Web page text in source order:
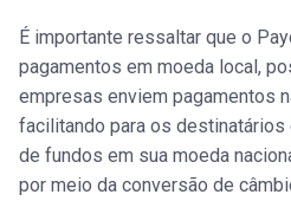
É importante ressaltar que o
pagamentos em moeda local,
empresas enviem pagamentos
facilitando para os
de fundos em sua moeda
por meio da conversão de